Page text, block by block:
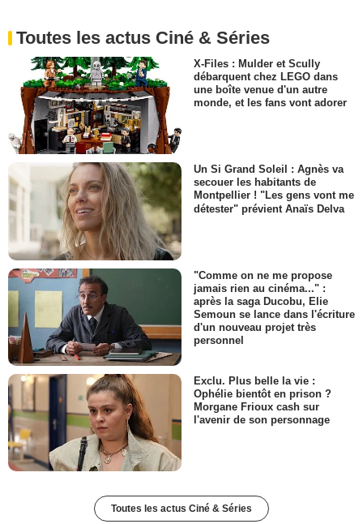
Toutes les actus Ciné & Séries
X-Files : Mulder et Scully
débarquent chez LEGO dans
une boîte venue d'un autre
monde, et les fans vont adorer
Un Si Grand Soleil : Agnès va
secouer les habitants de
Montpellier ! "Les gens vont me
détester" prévient Anaïs Delva
"Comme on ne me propose
jamais rien au cinéma..." :
après la saga Ducobu, Elie
Semoun se lance dans l'écriture
d'un nouveau projet très
personnel
Exclu. Plus belle la vie :
Ophélie bientôt en prison ?
Morgane Frioux cash sur
l'avenir de son personnage
Toutes les actus Ciné & Séries